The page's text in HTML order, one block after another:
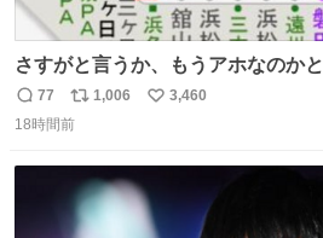
さすがと言うか、もうアホなのかと
返
信
77
リ
ポ
ト
数
1,006
い
3,460
18時間前